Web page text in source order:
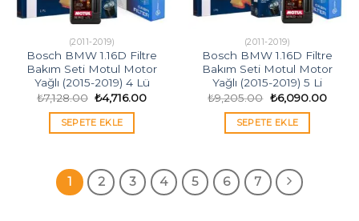
(2011-2019)
Bosch BMW 1.16D Filtre
Bakım Seti Motul Motor
Yağlı (2015-2019) 4 Lü
₺7,128.00 Orijinal
fiyat:
₺7,128.00.
₺4,716.00Şu
SEPETE EKLE
(2011-2019)
Bosch BMW 1.16D Filtre
Bakım Seti Motul Motor
Yağlı (2015-2019) 5 Li
₺9,205.00 Orijinal
fiyat:
₺9,205.00.
₺6,090.00Şu
SEPETE EKLE
1 2 3 4 5 6 7